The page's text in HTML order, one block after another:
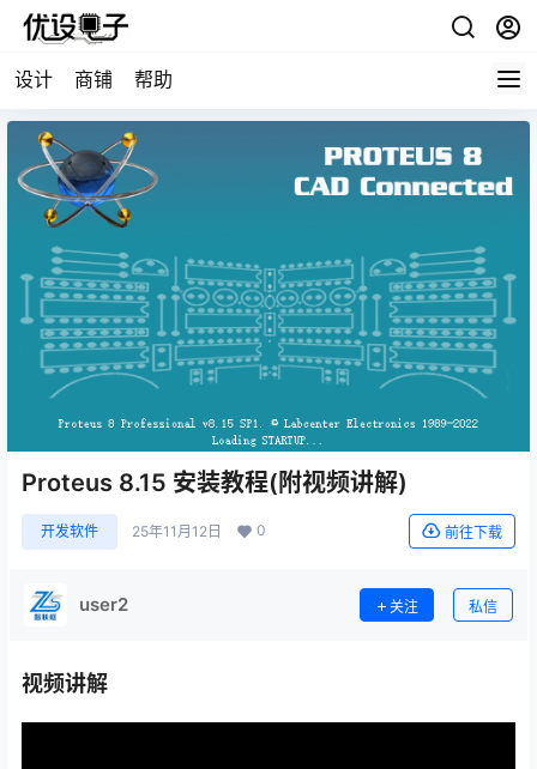
设计 商铺 帮助
Proteus 8.15 安装教程(附视频讲解)
开发软件 25年11月12日 0 前往下载
user2 关注 私信
视频讲解